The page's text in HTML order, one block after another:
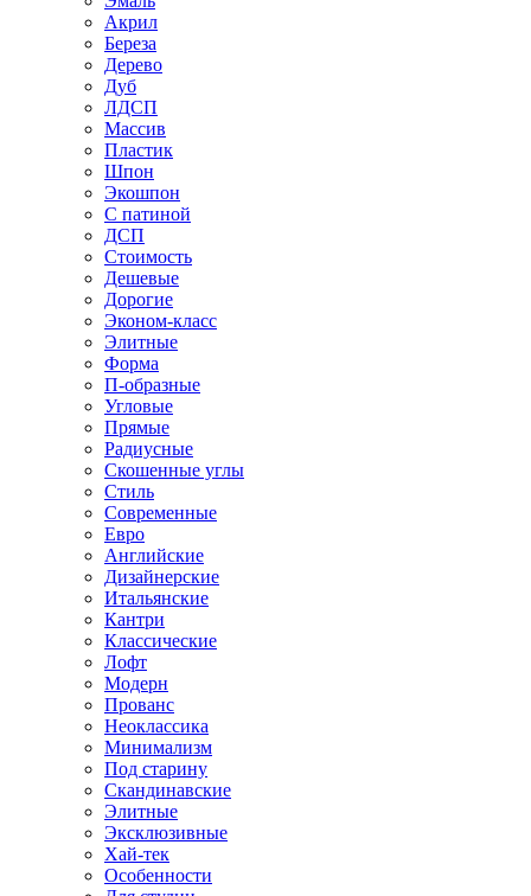
Акрил
Береза
Дерево
Дуб
ЛДСП
Массив
Пластик
Шпон
Экошпон
С патиной
ДСП
Стоимость
Дешевые
Дорогие
Эконом-класс
Элитные
Форма
П-образные
Угловые
Прямые
Радиусные
Скошенные углы
Стиль
Современные
Евро
Английские
Дизайнерские
Итальянские
Кантри
Классические
Лофт
Модерн
Прованс
Неоклассика
Минимализм
Под старину
Скандинавские
Элитные
Эксклюзивные
Хай-тек
Особенности